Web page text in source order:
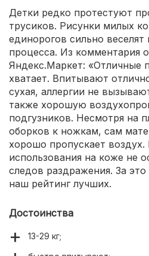
Детки редко протестуют
трусиков. Рисунки милых
единорогов сильно веселят
процесса. Из комментария
Яндекс.Маркет: «Отличные
хватает. Впитывают
сухая, аллергии не
также хорошую
подгузников. Несмотря на
оборков к ножкам, сам
хорошо пропускает воздух.
использования на коже не
следов раздражения. За
наш рейтинг лучших.
Достоинства
13-29 кг;